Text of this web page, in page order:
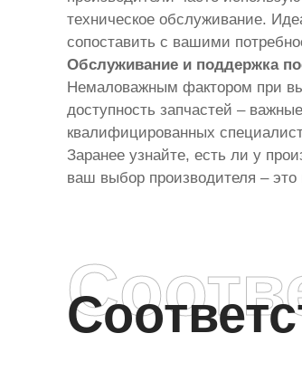
техническое обслуживание.
сопоставить с вашими
Обслуживание и поддержка
Немаловажным фактором при
доступность запчастей –
квалифицированных
Заранее узнайте, есть ли у
ваш выбор производителя – это